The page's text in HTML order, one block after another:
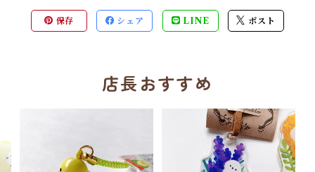
保存 シェア LINE ポスト
店長おすすめ